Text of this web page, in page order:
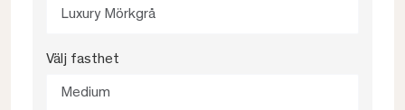
Luxury Mörkgrå
Välj fasthet
Medium